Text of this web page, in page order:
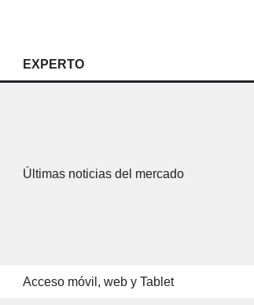
EXPERTO
Últimas noticias del mercado
Acceso móvil, web y Tablet